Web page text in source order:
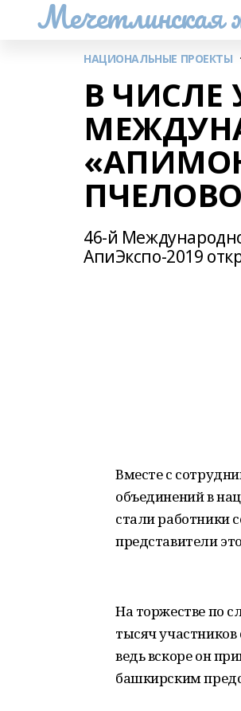
Мечетлинская
НАЦИОНАЛЬНЫЕ ПРОЕКТЫ
В ЧИСЛЕ
46-й
АпиЭкспо-2019
Вместе с
объединений в
стали работники
представители
На торжестве по
тысяч участников
ведь вскоре он
башкирским